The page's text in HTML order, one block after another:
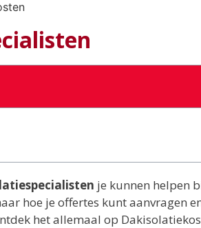
je kunnen helpen
hoe je offertes kunt aanvragen
het allemaal op